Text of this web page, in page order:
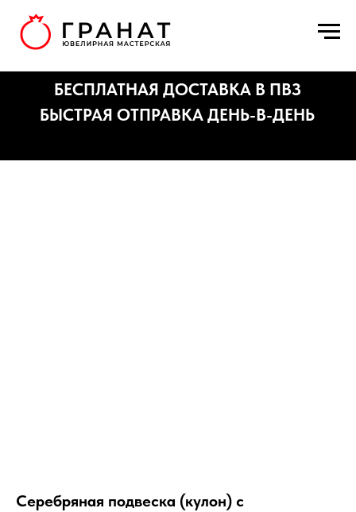
БЫСТРАЯ ОТПРАВКА ДЕНЬ-В-ДЕНЬ
Серебряная подвеска (кулон) с